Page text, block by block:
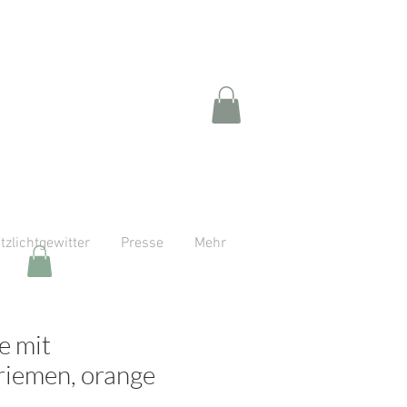
mit
orange
Presse Mehr